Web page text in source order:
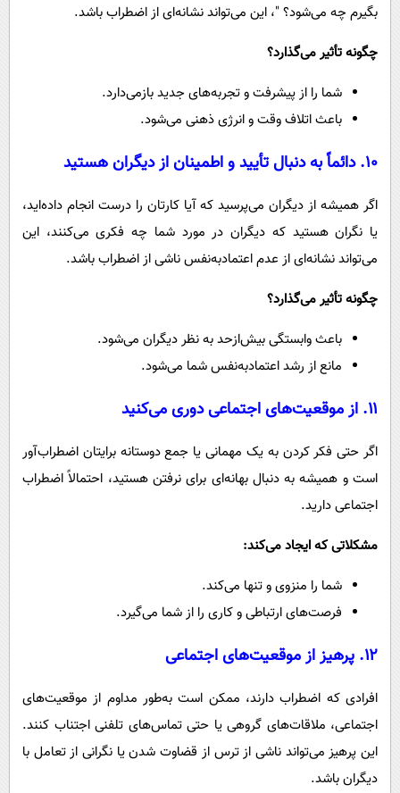
بگیرم چه می‌شود؟ "، این می‌تواند نشانه‌ای از اضطراب باشد.
چگونه تأثیر می‌گذارد؟
شما را از پیشرفت و تجربه‌های جدید بازمی‌دارد.
باعث اتلاف وقت و انرژی ذهنی می‌شود.
۱۰. دائماً به دنبال تأیید و اطمینان از دیگران هستید
اگر همیشه از دیگران می‌پرسید که آیا کارتان را درست انجام داده‌اید،
یا نگران هستید که دیگران در مورد شما چه فکری می‌کنند، این
می‌تواند نشانه‌ای از عدم اعتمادبه‌نفس ناشی از اضطراب باشد.
چگونه تأثیر می‌گذارد؟
باعث وابستگی بیش‌ازحد به نظر دیگران می‌شود.
مانع از رشد اعتمادبه‌نفس شما می‌شود.
۱۱. از موقعیت‌های اجتماعی دوری می‌کنید
اگر حتی فکر کردن به یک مهمانی یا جمع دوستانه برایتان اضطراب‌آور
است و همیشه به دنبال بهانه‌ای برای نرفتن هستید، احتمالاً اضطراب
اجتماعی دارید.
مشکلاتی که ایجاد می‌کند:
شما را منزوی و تنها می‌کند.
فرصت‌های ارتباطی و کاری را از شما می‌گیرد.
۱۲. پرهیز از موقعیت‌های اجتماعی
افرادی که اضطراب دارند، ممکن است به‌طور مداوم از موقعیت‌های
اجتماعی، ملاقات‌های گروهی یا حتی تماس‌های تلفنی اجتناب کنند.
این پرهیز می‌تواند ناشی از ترس از قضاوت شدن یا نگرانی از تعامل با
دیگران باشد.